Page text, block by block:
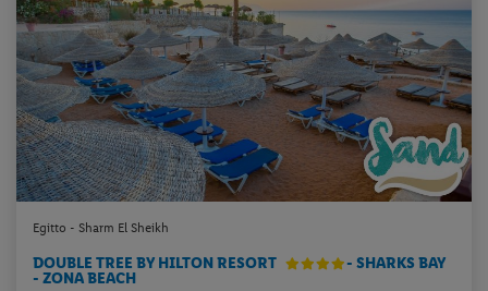
Egitto - Sharm El Sheikh
DOUBLE TREE BY HILTON RESORT
- SHARKS BAY
- ZONA BEACH